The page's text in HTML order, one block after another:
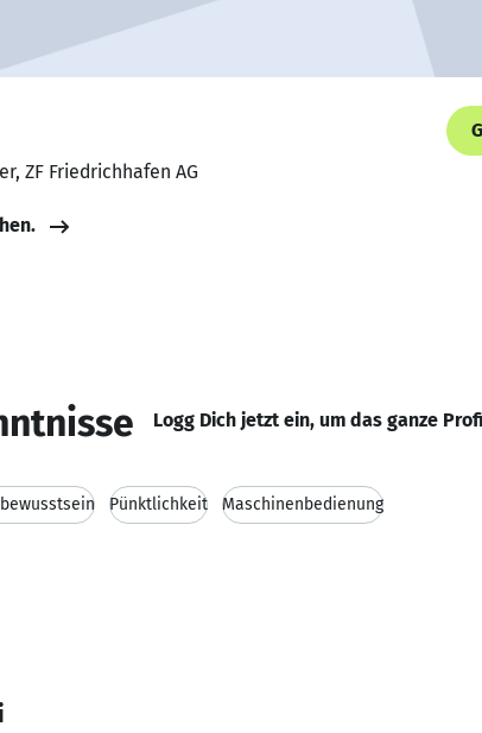
ZF Friedrichhafen AG
Logg Dich jetzt ein, um das ganze
Pünktlichkeit Maschinenbedienung